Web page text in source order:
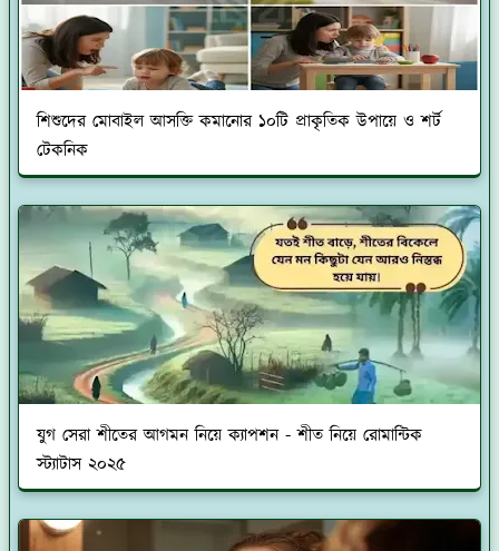
শিশুদের মোবাইল আসক্তি কমানোর ১০টি প্রাকৃতিক উপায়ে ও শর্ট
টেকনিক
যুগ সেরা শীতের আগমন নিয়ে ক্যাপশন - শীত নিয়ে রোমান্টিক
স্ট্যাটাস ২০২৫